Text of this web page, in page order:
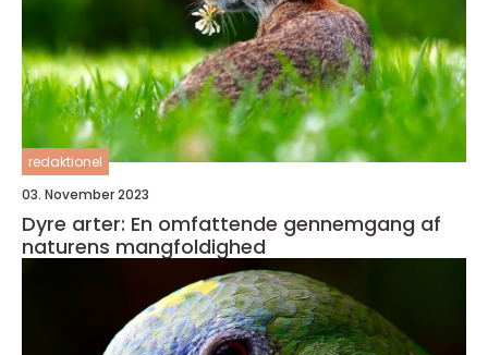
redaktionel
03. November 2023
Dyre arter: En omfattende gennemgang af
naturens mangfoldighed